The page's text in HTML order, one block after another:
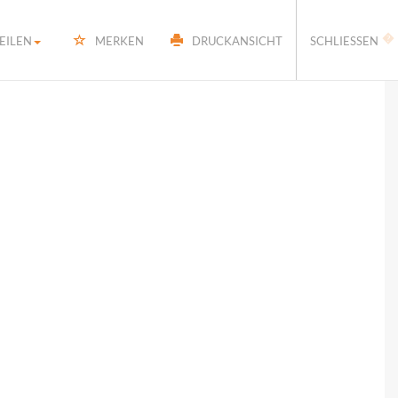
MERKEN DRUCKANSICHT �
SCHLIESSEN